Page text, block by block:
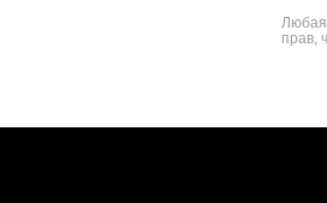
Любая
прав,